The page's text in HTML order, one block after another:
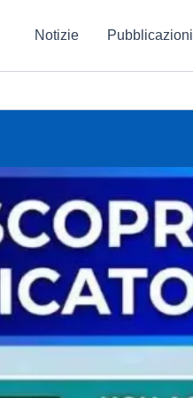
Notizie Pubblicazioni